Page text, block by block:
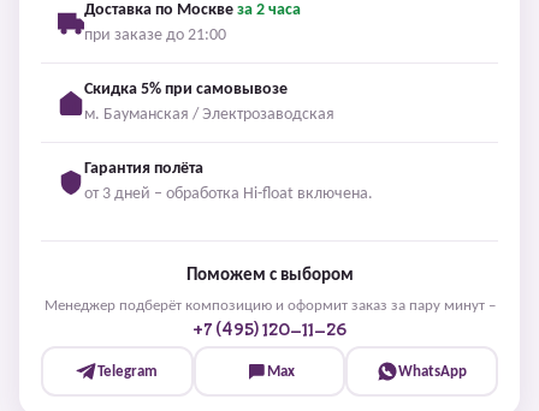
Доставка по Москве за 2 часа
при заказе до 21:00
Скидка 5% при самовывозе
м. Бауманская / Электрозаводская
Гарантия полёта
от 3 дней – обработка Hi-float включена.
Поможем с выбором
Менеджер подберёт композицию и оформит заказ за пару минут –
+7 (495) 120-11-26
Telegram Max WhatsApp